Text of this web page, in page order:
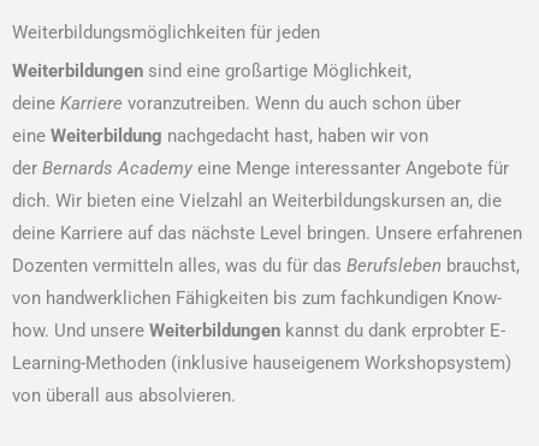
Weiterbildungsmöglichkeiten für jeden
Weiterbildungen sind eine großartige Möglichkeit,
deine Karriere voranzutreiben. Wenn du auch schon über
eine Weiterbildung nachgedacht hast, haben wir von
der Bernards Academy eine Menge interessanter Angebote für
dich. Wir bieten eine Vielzahl an Weiterbildungskursen an, die
deine Karriere auf das nächste Level bringen. Unsere erfahrenen
Dozenten vermitteln alles, was du für das Berufsleben brauchst,
von handwerklichen Fähigkeiten bis zum fachkundigen Know-
how. Und unsere Weiterbildungen kannst du dank erprobter E-
Learning-Methoden (inklusive hauseigenem Workshopsystem)
von überall aus absolvieren.